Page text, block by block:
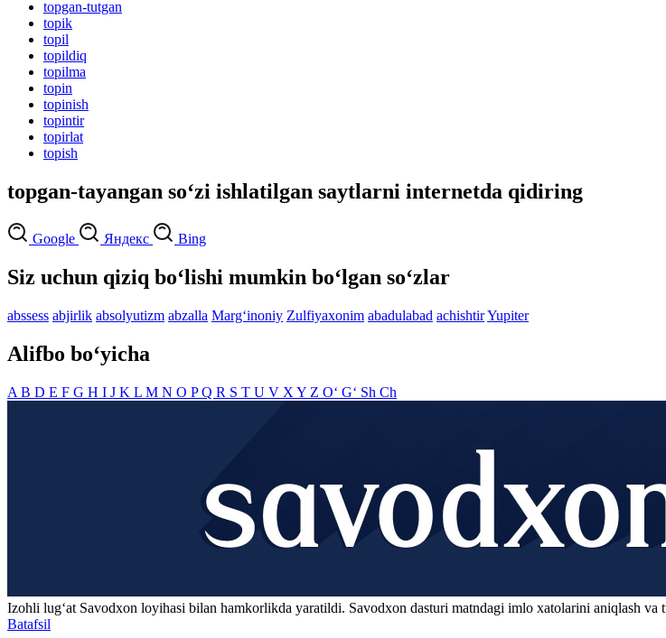
topgan-tutgan
topik
topil
topildiq
topilma
topin
topinish
topintir
topirlat
topish
topgan-tayangan so‘zi ishlatilgan saytlarni internetda qidiring
Google Яндекс Bing
Siz uchun qiziq bo‘lishi mumkin bo‘lgan so‘zlar
abssess abjirlik absolyutizm abzalla Marg‘inoniy Zulfiyaxonim abadulabad achishtirYupiter
Alifbo bo‘yicha
A B D E F G H I J K L M N O PQ R S T U V X Y Z O‘ G‘ Sh Ch
Izohli lugʻat Savodxon loyihasi bilan hamkorlikda yaratildi. Savodxon dasturi matndagi imlo xatolarini aniqlash va
Batafsil